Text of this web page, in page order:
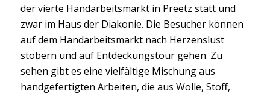
der vierte Handarbeitsmarkt in Preetz statt und
zwar im Haus der Diakonie. Die Besucher können
auf dem Handarbeitsmarkt nach Herzenslust
stöbern und auf Entdeckungstour gehen. Zu
sehen gibt es eine vielfältige Mischung aus
handgefertigten Arbeiten, die aus Wolle, Stoff,